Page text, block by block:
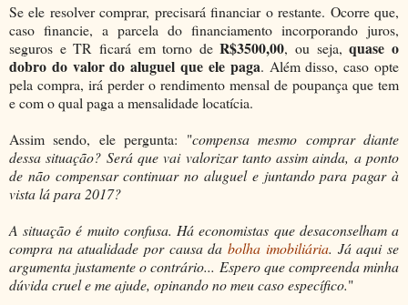
Se ele resolver comprar, precisará financiar o restante. Ocorre que,
caso financie, a parcela do financiamento incorporando juros,
seguros e TR ficará em torno deR$3500,00, ou seja,quase o
dobro do valor do aluguel que ele paga. Além disso, caso opte
pela compra, irá perder o rendimento mensal de poupança que tem
e com o qual paga a mensalidade locatícia.
Assim sendo, ele pergunta: "compensa mesmo comprar diante
dessa situação? Será que vai valorizar tanto assim ainda, a ponto
de não compensar continuar no aluguel e juntando para pagar à
vista lá para 2017?
A situação é muito confusa. Há economistas que desaconselham a
compra na atualidade por causa dabolha imobiliária. Já aqui se
argumenta justamente o contrário... Espero que compreenda minha
dúvida cruel e me ajude, opinando no meu caso específico."